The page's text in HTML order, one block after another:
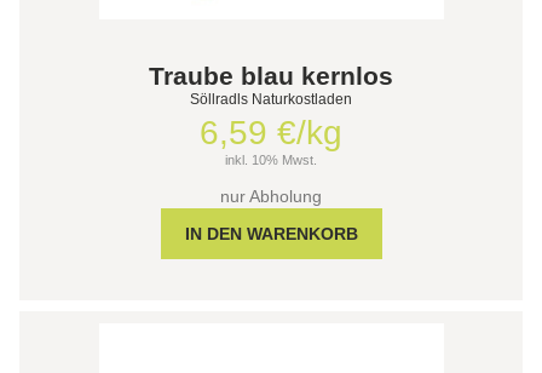
Traube blau kernlos
Söllradls Naturkostladen
6,59 €/kg
inkl. 10% Mwst.
nur Abholung